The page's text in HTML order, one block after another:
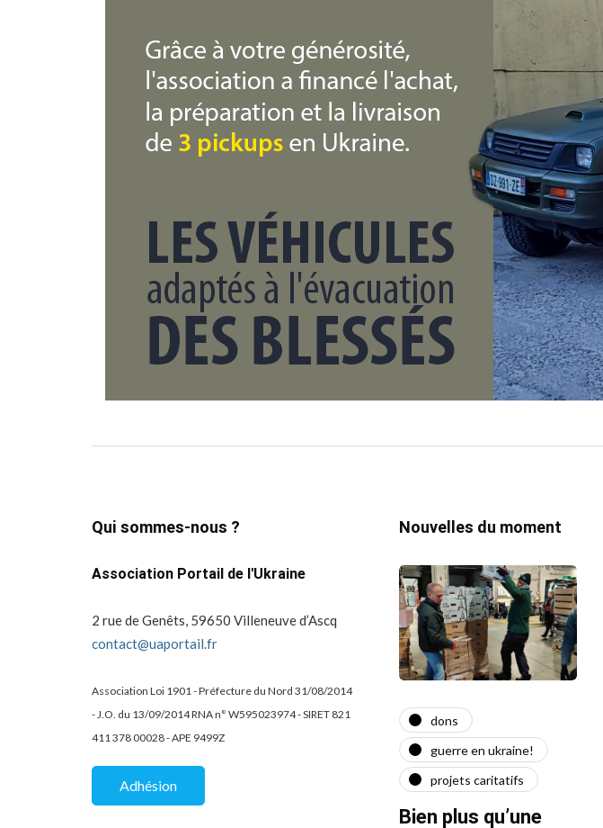
Qui sommes-nous ?
Association Portail de l'Ukraine
2 rue de Genêts, 59650 Villeneuve d’Ascq
contact@uaportail.fr
Association Loi 1901 - Préfecture du Nord 31/08/2014
- J.O. du 13/09/2014 RNA n° W595023974 - SIRET 821
411 378 00028 - APE 9499Z
Adhésion
Nouvelles du moment
actualité
Kharkiv Public Art –
De Kharkiv à Lille
dons
dons
guerre en ukraine!
projets caritatifs
Bien plus qu’une